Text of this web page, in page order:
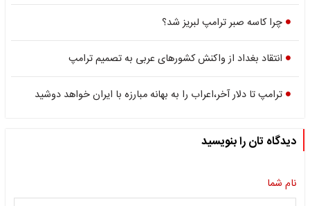
چرا کاسه صبر ترامپ لبریز شد؟
انتقاد بغداد از واکنش کشورهای عربی به تصمیم ترامپ
ترامپ تا دلار آخر،اعراب را به بهانه مبارزه با ایران خواهد دوشید
دیدگاه تان را بنویسید
نام شما